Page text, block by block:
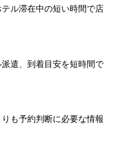
ル滞在中の短い時間で店
遣、到着目安を短時間で
も予約判断に必要な情報